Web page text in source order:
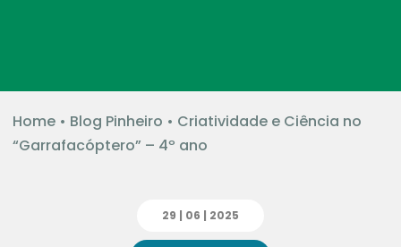
Home• Blog Pinheiro • Criatividade e Ciência no
“Garrafacóptero” – 4º ano
29 | 06 | 2025